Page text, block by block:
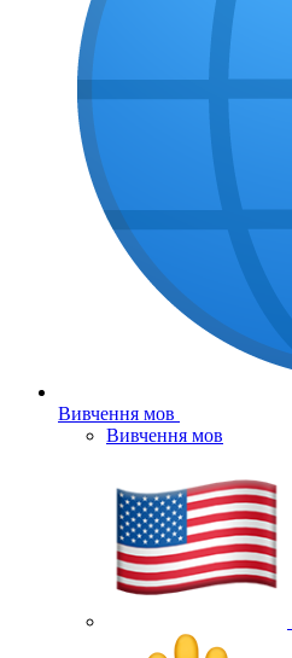
Вивчення мов
Вивчення мов